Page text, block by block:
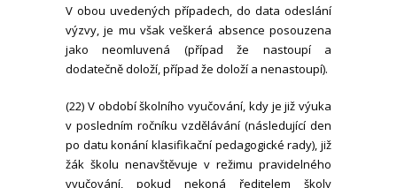
V obou uvedených případech, do data odeslání
výzvy, je mu však veškerá absence posouzena
jako neomluvená (případ že nastoupí a
dodatečně doloží, případ že doloží a nenastoupí).
(22) V období školního vyučování, kdy je již výuka
v posledním ročníku vzdělávání (následující den
po datu konání klasifikační pedagogické rady), již
žák školu nenavštěvuje v režimu pravidelného
vyučování, pokud nekoná ředitelem školy